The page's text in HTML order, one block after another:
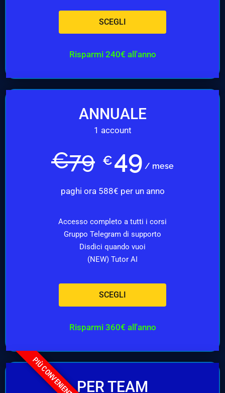
SCEGLI
Risparmi 240€ all'anno
ANNUALE
1 account
€79 €49 / mese
paghi ora 588€ per un anno
Accesso completo a tutti i corsi
Gruppo Telegram di supporto
Disdici quando vuoi
(NEW) Tutor AI
SCEGLI
Risparmi 360€ all'anno
PIÙ CONVENIENTEPER TEAM